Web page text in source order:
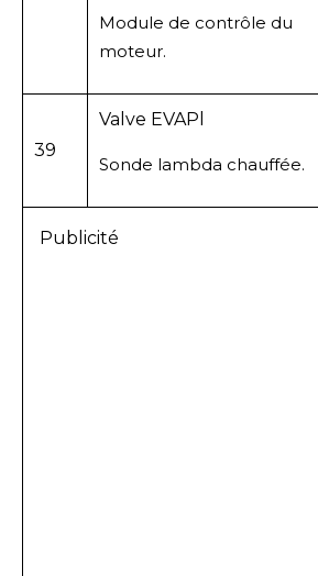
Module de contrôle du
moteur.
39
Valve EVAPl
Sonde lambda chauffée.
Publicité